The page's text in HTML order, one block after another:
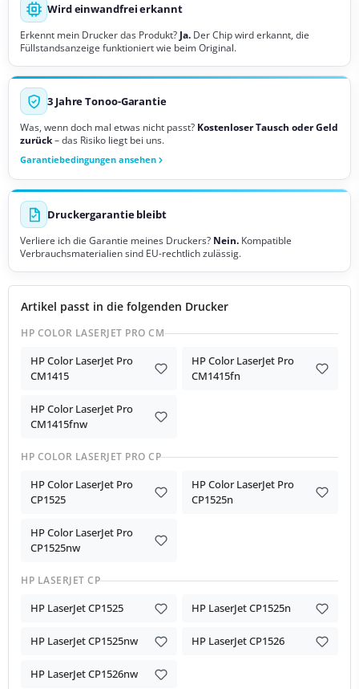
Wird einwandfrei erkannt
Erkennt mein Drucker das Produkt? Ja. Der Chip wird erkannt, die
Füllstandsanzeige funktioniert wie beim Original.
3 Jahre Tonoo-Garantie
Was, wenn doch mal etwas nicht passt? Kostenloser Tausch oder Geld
zurück– das Risiko liegt bei uns.
Garantiebedingungen ansehen
Druckergarantie bleibt
Verliere ich die Garantie meines Druckers? Nein. Kompatible
Verbrauchsmaterialien sind EU-rechtlich zulässig.
Artikel passt in die folgenden Drucker
HP COLOR LASERJET PRO CM
HP Color LaserJet Pro
CM1415
HP Color LaserJet Pro
CM1415fn
HP Color LaserJet Pro
CM1415fnw
HP COLOR LASERJET PRO CP
HP Color LaserJet Pro
CP1525
HP Color LaserJet Pro
CP1525n
HP Color LaserJet Pro
CP1525nw
HP LASERJET CP
HP LaserJet CP1525 HP LaserJet CP1525n
HP LaserJet CP1525nw HP LaserJet CP1526
HP LaserJet CP1526nw